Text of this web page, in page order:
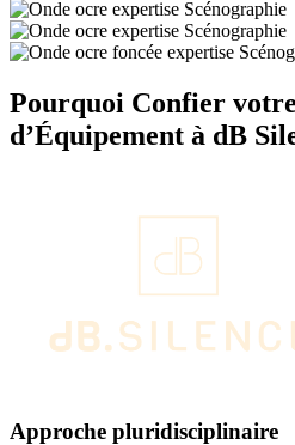
Pourquoi Confier
d’Équipement à dB
Approche pluridisciplinaire